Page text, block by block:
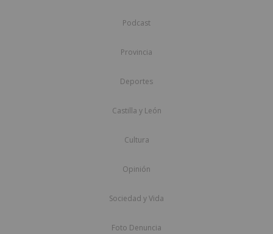
Podcast
Provincia
Deportes
Castilla y León
Cultura
Opinión
Sociedad y Vida
Foto Denuncia